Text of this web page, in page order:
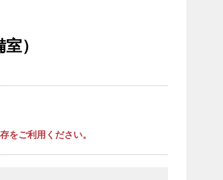
）
をご利用ください。